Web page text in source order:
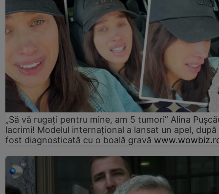
„Să vă rugați pentru mine, am 5 tumori” Alina
lacrimi! Modelul internațional a lansat un apel, după
fost diagnosticată cu o boală gravă